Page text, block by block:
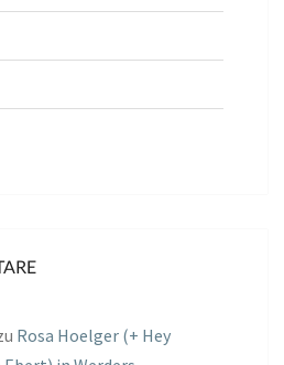
Rosa Hoelger (+ Hey